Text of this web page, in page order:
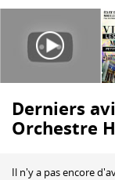
Derniers
Orchestre
Il n'y a pas encore